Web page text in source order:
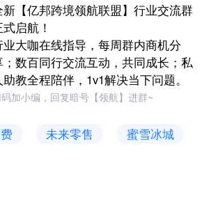
新【亿邦跨境领航联盟】行业交流群
式启航！
业大咖在线指导，每周群内商机分
；数百同行交流互动，共同成长；私
助教全程陪伴，1v1解决当下问题。
加小编，回复暗号【领航】进群~
未来零售 蜜雪冰城